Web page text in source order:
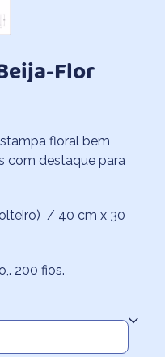
Flor
floral bem
com destaque para
/ 40 cm x 30
200 fios.